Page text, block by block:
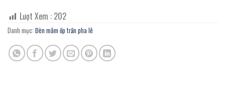
Lượt Xem : 202
Danh mục: Đèn mâm ốp trần pha lê